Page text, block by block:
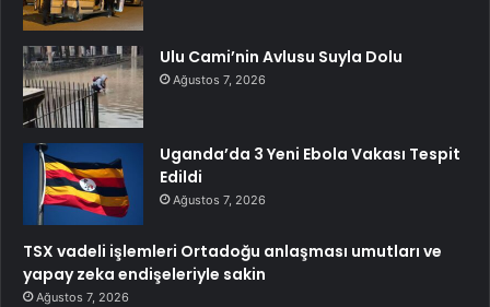
Ulu Cami’nin Avlusu Suyla Dolu
Ağustos 7, 2026
Uganda’da 3 Yeni Ebola Vakası Tespit
Edildi
Ağustos 7, 2026
TSX vadeli işlemleri Ortadoğu anlaşması umutları ve
yapay zeka endişeleriyle sakin
Ağustos 7, 2026